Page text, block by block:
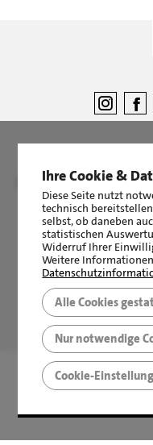
LBS Immobilien
LBS Immobilien
|2510
Ihre Cookie &
Diese Seite nutzt
technisch
selbst, ob daneben
statistischen
Widerruf Ihrer
Weitere
Alle Cookies
Nur notwendige
Cookie-